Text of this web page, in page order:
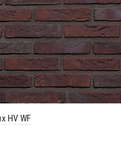
HV WF